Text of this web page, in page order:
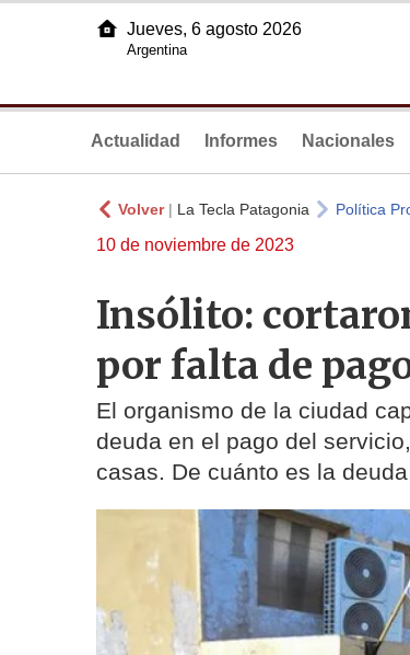
Jueves, 6 agosto 2026
Argentina
Actualidad Informes Nacionales
Volver| La Tecla Patagonia Política
10 de noviembre de 2023
Insólito:
por falta de
El organismo de la ciudad
deuda en el pago del
casas. De cuánto es la deuda